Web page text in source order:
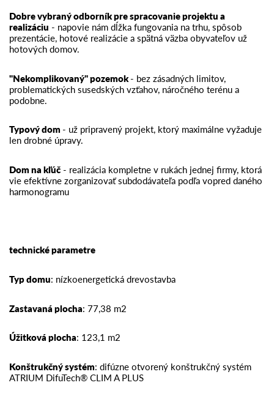
Dobre vybraný odborník pre spracovanie projektu a
realizáciu - napovie nám dĺžka fungovania na trhu, spôsob
prezentácie, hotové realizácie a spätná väzba obyvateľov už
hotových domov.
"Nekomplikovaný" pozemok- bez zásadných limitov,
problematických susedských vzťahov, náročného terénu a
podobne.
Typový dom - už pripravený projekt, ktorý maximálne vyžaduje
len drobné úpravy.
Dom na kľúč - realizácia kompletne v rukách jednej firmy, ktorá
vie efektívne zorganizovať subdodávateľa podľa vopred daného
harmonogramu
technické parametre
Typ domu: nízkoenergetická drevostavba
Zastavaná plocha: 77,38 m2
Úžitková plocha: 123,1 m2
Konštrukčný systém: difúzne otvorený konštrukčný systém
ATRIUM DifuTech® CLIM A PLUS